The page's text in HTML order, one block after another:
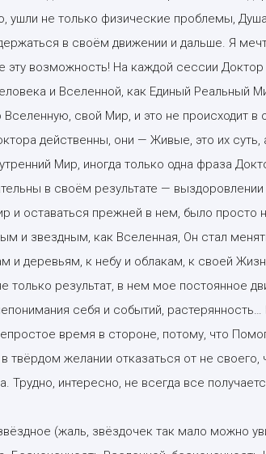
ушли не только физические проблемы,
в своём движении и дальше. Я
эту возможность! На каждой сессии
и Вселенной, как Единый Реальный
свой Мир, и это не происходит в
действенны, они — Живые, это их
Мир, иногда только одна фраза
в своём результате — выздоровлении
и оставаться прежней в нем, было
и звездным, как Вселенная, Он стал
и деревьям, к небу и облакам, к своей
только результат, в нем мое постоянное
себя и событий,
время в стороне, потому, что
желании отказаться от не своего,
Трудно, интересно, не всегда все
(жаль, звёздочек так мало можно